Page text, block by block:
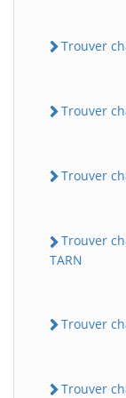
Trouver
Trouver
Trouver
Trouver
TARN
Trouver
Trouver